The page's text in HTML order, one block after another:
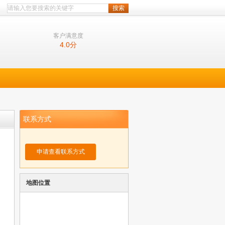
客户满意度
4.0分
联系方式
申请查看联系方式
地图位置